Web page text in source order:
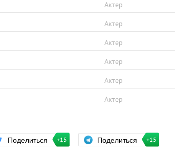
Актер
Актер
Актер
Актер
Актер
Актер
Поделиться +15 Поделиться +15